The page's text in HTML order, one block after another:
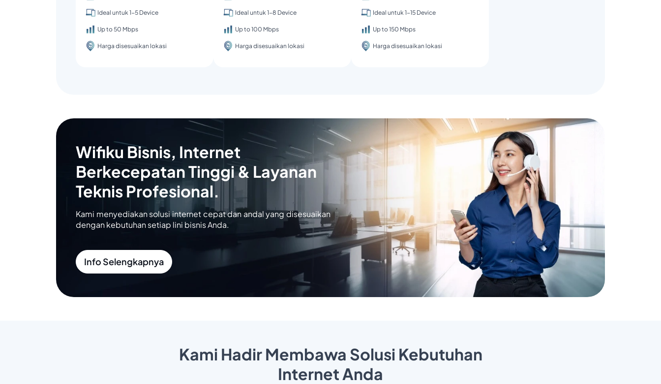
Ideal untuk 1-5 Device
Up to 50 Mbps
Harga disesuaikan lokasi
Ideal untuk 1-8 Device
Up to 100 Mbps
Harga disesuaikan lokasi
Ideal untuk 1-15 Device
Up to 150 Mbps
Harga disesuaikan lokasi
Wifiku Bisnis, Internet
Berkecepatan Tinggi & Layanan
Teknis Profesional.
Kami menyediakan solusi internet cepat dan andal yang disesuaikan
dengan kebutuhan setiap lini bisnis Anda.
Info Selengkapnya
Kami Hadir Membawa Solusi Kebutuhan
Internet Anda